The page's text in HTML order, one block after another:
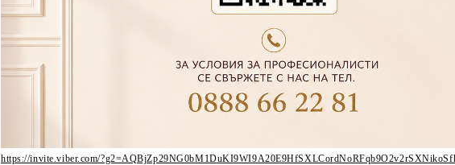
https://invite.viber.com/